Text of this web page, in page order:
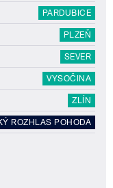
PARDUBICE
PLZEŇ
SEVER
VYSOČINA
ZLÍN
ROZHLAS POHODA